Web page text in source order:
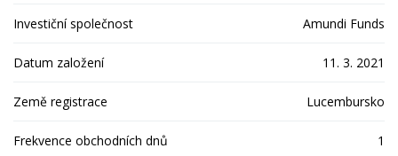
Investiční společnost Amundi Funds
Datum založení 11. 3. 2021
Země registrace Lucembursko
Frekvence obchodních dnů 1